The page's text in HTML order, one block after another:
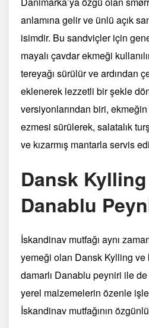
anlamına gelir ve ünlü açık
isimdir. Bu sandviçler için
mayalı çavdar ekmeği
tereyağı sürülür ve ardından
eklenerek lezzetli bir şekle
versiyonlarından biri,
ezmesi sürülerek, salatalık
ve kızarmış mantarla servis
Dansk
Danablu
İskandinav mutfağı aynı
yemeği olan Dansk Kylling ve
damarlı Danablu peyniri ile
yerel malzemelerin özenle
İskandinav mutfağının